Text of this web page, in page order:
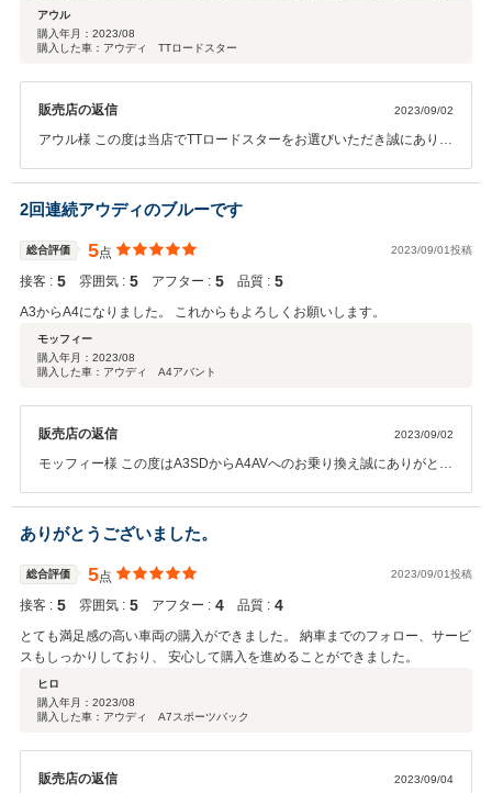
方にもおすすめできるお店です。
アウル
購入年月： 2023/08
購入した車：アウディ TTロードスター
販売店の返信 2023/09/02
アウル様 この度は当店でTTロードスターをお選びいただき誠にありが
とができ貴重な経験となりました。 これからも珍しいお車をご用意さ
せていただきますので次回も当店でお願い致します！
2回連続アウディのブルーです
総合評価 5点 2023/09/01投稿
接客 : 5 雰囲気 : 5 アフター : 5 品質 : 5
A3からA4になりました。 これからもよろしくお願いします。
モッフィー
購入年月： 2023/08
購入した車：アウディ A4アバント
販売店の返信 2023/09/02
モッフィー様 この度はA3SDからA4AVへのお乗り換え誠にありがとう
の名が付きますが、 色味や見え方の大きく違うカラーになりまた新た
な発見があるかと思います。 操作等は大きく変化はございませんが新
たな相棒の走行性能や使い勝手などをお楽しみいただければと思いま
す！ 今後ともよろしくお願いいたします！
ありがとうございました。
総合評価 5点 2023/09/01投稿
接客 : 5 雰囲気 : 5 アフター : 4 品質 : 4
とても満足感の高い車両の購入ができました。 納車までのフォロー、サービ
スもしっかりしており、 安心して購入を進めることができました。
ヒロ
購入年月： 2023/08
購入した車：アウディ A7スポーツバック
販売店の返信 2023/09/04